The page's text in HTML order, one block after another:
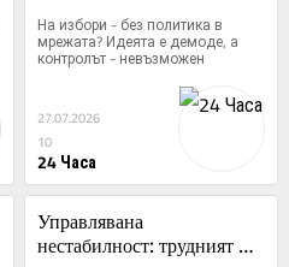
невъзможен
На избори - без политика в
мрежата? Идеята е демоде, а
контролът - невъзможен
27.07.2026
10
24 Часа
Управлявана
нестабилност: трудният